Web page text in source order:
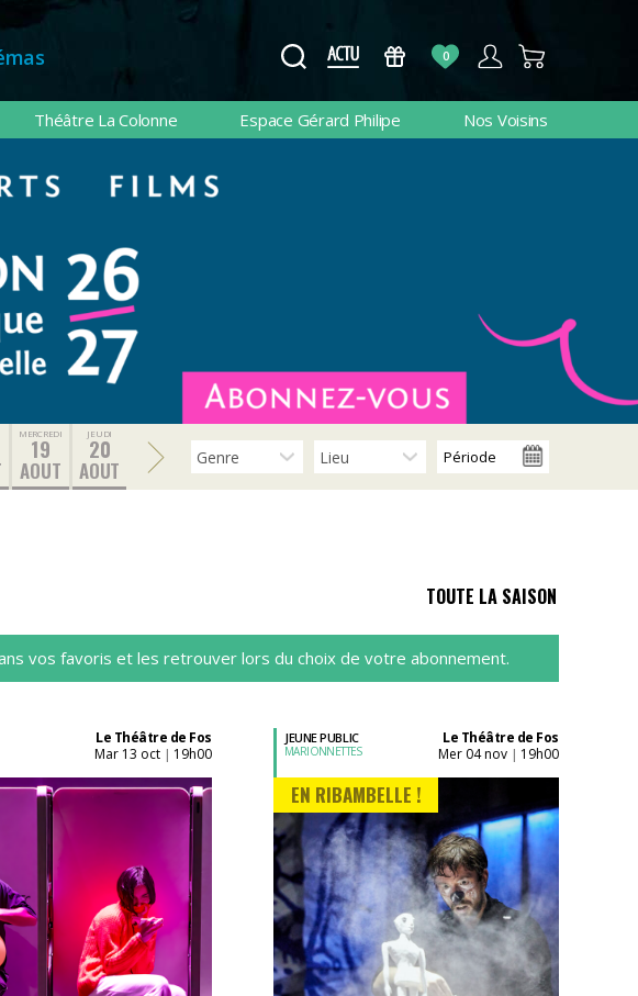
0
Théâtre La Colonne Espace Gérard Philipe Nos Voisins
MERCREDI
19
AOUT
JEUDI
20
AOUT
TOUTE LA SAISON
vos favoris et les retrouver lors du choix de votre abonnement.
Le Théâtre de Fos
mar 13 oct
19h00
Acheter son billet à
l'unité
JEUNE PUBLIC
MARIONNETTES
Le Théâtre de Fos
mer 04 nov
19h00
EN RIBAMBELLE !
Acheter son billet à
l'unité